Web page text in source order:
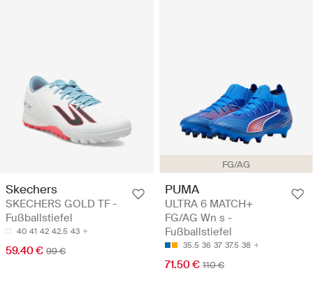
Skechers
SKECHERS GOLD TF -
Fußballstiefel
40 41 42 42.5 43
59.40 € 99 €
FG/AG
PUMA
ULTRA 6 MATCH+
FG/AG Wn s -
Fußballstiefel
35.5 36 37 37.5 38
71.50 € 110 €